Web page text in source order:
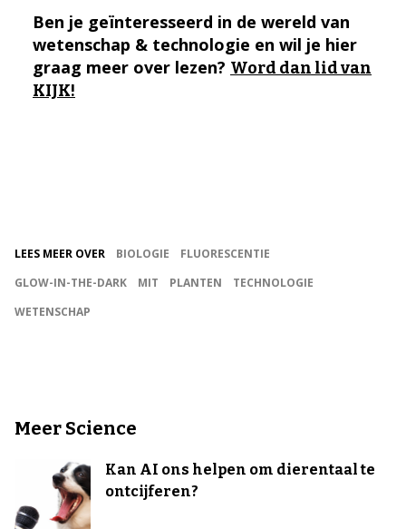
Ben je geïnteresseerd in de wereld van
wetenschap & technologie en wil je hier
graag meer over lezen? Word dan lid van
KIJK!
LEES MEER OVER BIOLOGIE
FLUORESCENTIE
GLOW-IN-THE-DARK
MIT PLANTEN
TECHNOLOGIE
WETENSCHAP
Meer Science
Kan AI ons helpen om dierentaal te
ontcijferen?